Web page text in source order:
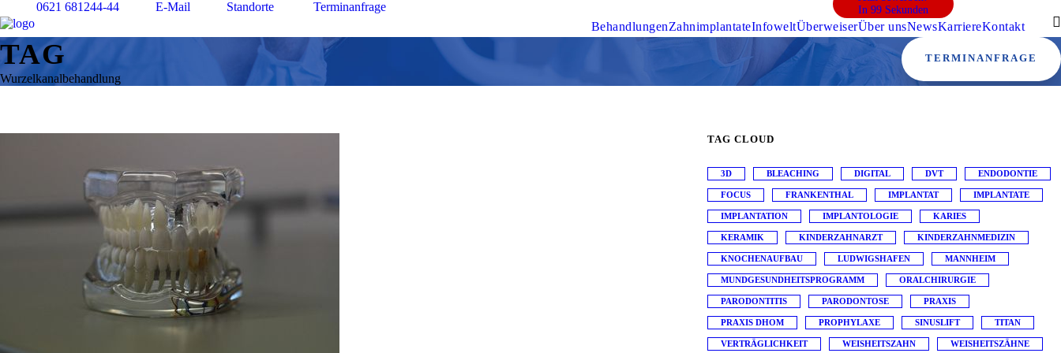
0621 681244-44 E-Mail Standorte Terminanfrage
In 99 Sekunden
BehandlungenZahnimplantateInfoweltÜberweiserÜber unsNewsKarriereKontakt
TERMINANFRAGE
TAG
Wurzelkanalbehandlung
TAG CLOUD
3D BLEACHING DIGITAL DVT ENDODONTIE
FOCUS FRANKENTHAL IMPLANTAT IMPLANTATE
IMPLANTATION IMPLANTOLOGIE KARIES
KERAMIK KINDERZAHNARZT KINDERZAHNMEDIZIN
KNOCHENAUFBAU LUDWIGSHAFEN MANNHEIM
MUNDGESUNDHEITSPROGRAMM ORALCHIRURGIE
PARODONTITIS PARODONTOSE PRAXIS
PRAXIS DHOM PROPHYLAXE SINUSLIFT TITAN
VERTRÄGLICHKEIT WEISHEITSZAHN WEISHEITSZÄHNE